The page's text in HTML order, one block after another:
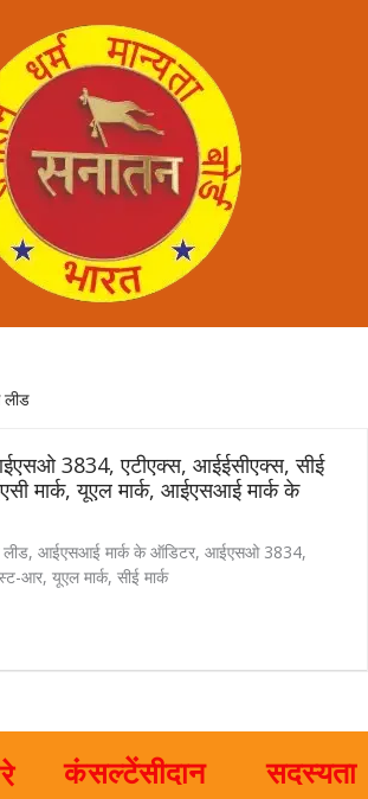
3834, एटीएक्स, आईईसीएक्स, सीई
मार्क, यूएल मार्क, आईएसआई मार्क के
आईएसआई मार्क के ऑडिटर आईएसओ 3834
आर यूएल मार्क सीई मार्क
कंसल्टेंसीदान सदस्यता